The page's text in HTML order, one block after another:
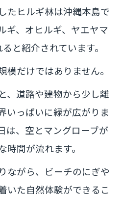
たヒルギ林は沖縄本島で
ギ、オヒルギ、ヤエヤマ
と紹介されています。
模だけではありません。
、道路や建物から少し離
いっぱいに緑が広がりま
は、空とマングローブが
間が流れます。
ながら、ビーチのにぎや
いた自然体験ができるこ